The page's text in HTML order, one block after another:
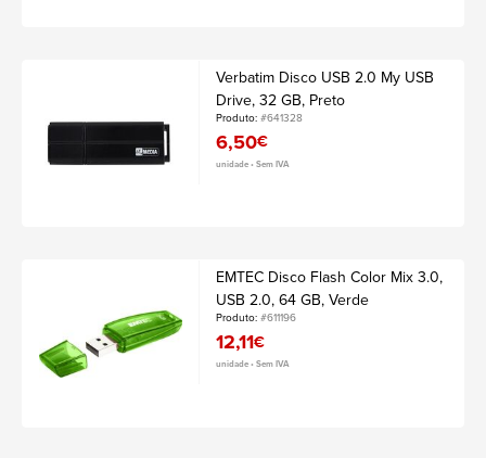
Verbatim Disco USB 2.0 My USB
Drive, 32 GB, Preto
Produto:#641328
6,50€
unidade • Sem IVA
EMTEC Disco Flash Color Mix 3.0,
USB 2.0, 64 GB, Verde
Produto:#611196
12,11€
unidade • Sem IVA